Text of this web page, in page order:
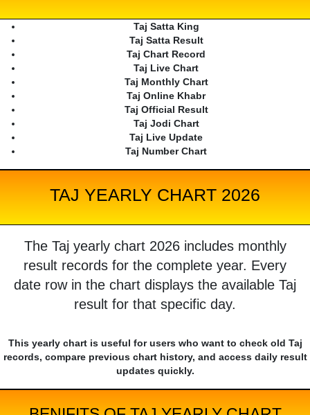
Taj Satta King
Taj Satta Result
Taj Chart Record
Taj Live Chart
Taj Monthly Chart
Taj Online Khabr
Taj Official Result
Taj Jodi Chart
Taj Live Update
Taj Number Chart
TAJ YEARLY CHART 2026
The Taj yearly chart 2026 includes monthly
result records for the complete year. Every
date row in the chart displays the available Taj
result for that specific day.
This yearly chart is useful for users who want to check old Taj
records, compare previous chart history, and access daily result
updates quickly.